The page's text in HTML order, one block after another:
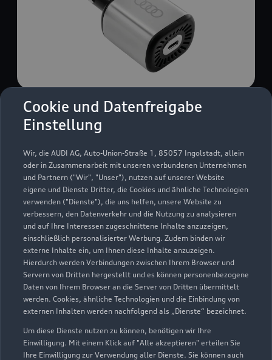
Cookie und Datenfreigabe
Einstellung
Wir, die AUDI AG, Auto-Union-Straße 1, 85057 Ingolstadt, allein
oder in Zusammenarbeit mit unseren verbundenen Unternehmen
und Partnern ("Wir", "Unser"), nutzen auf unserer Website
eigene und Dienste Dritter, die Cookies und ähnliche Technologien
verwenden ("Dienste"), die uns helfen, unsere Website zu
verbessern, den Datenverkehr und die Nutzung zu analysieren
und auf Ihre Interessen zugeschnittene Inhalte anzuzeigen,
einschließlich personalisierter Werbung. Zudem binden wir
externe Inhalte ein, um Ihnen diese Inhalte anzuzeigen.
Hierdurch werden Verbindungen zwischen Ihrem Browser und
Servern von Dritten hergestellt und es können personenbezogene
Daten von Ihrem Browser an die Server von Dritten übermittelt
werden. Cookies, ähnliche Technologien und die Einbindung von
externen Inhalten werden nachfolgend als „Dienste“ bezeichnet.
Um diese Dienste nutzen zu können, benötigen wir Ihre
Einwilligung. Mit einem Klick auf "Alle akzeptieren" erteilen Sie
Ihre Einwilligung zur Verwendung aller Dienste. Sie können auch
USB Power-Ladegerät
USB Power-Ladegerät für schnelles und
komfortables Laden von Mobiltelefonen, Tablets
oder Laptops.
Zur Audi Shopping World